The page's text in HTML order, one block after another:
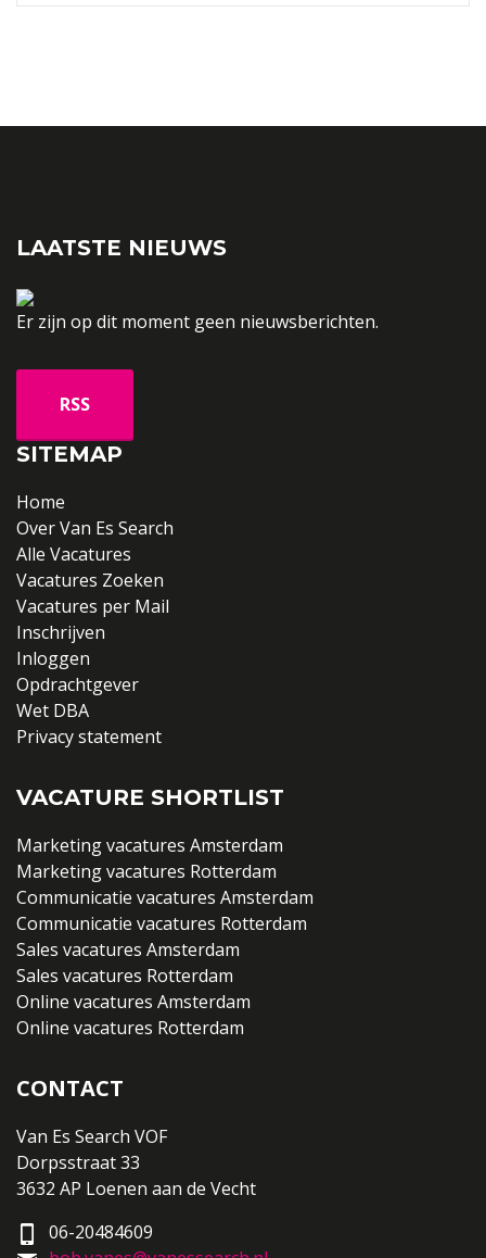
LAATSTE NIEUWS
Er zijn op dit moment geen nieuwsberichten.
SITEMAP
Home
Over Van Es Search
Alle Vacatures
Vacatures Zoeken
Vacatures per Mail
Inschrijven
Inloggen
Opdrachtgever
Wet DBA
Privacy statement
VACATURE SHORTLIST
Marketing vacatures Amsterdam
Marketing vacatures Rotterdam
Communicatie vacatures Amsterdam
Communicatie vacatures Rotterdam
Sales vacatures Amsterdam
Sales vacatures Rotterdam
Online vacatures Amsterdam
Online vacatures Rotterdam
CONTACT
Van Es Search VOF
Dorpsstraat 33
3632 AP Loenen aan de Vecht
06-20484609